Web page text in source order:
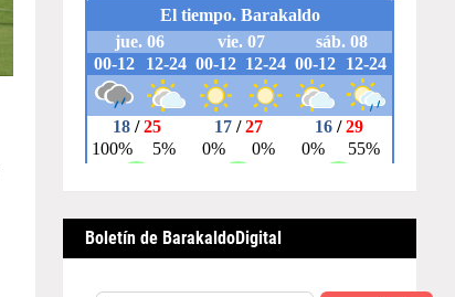
Boletín de BarakaldoDigital